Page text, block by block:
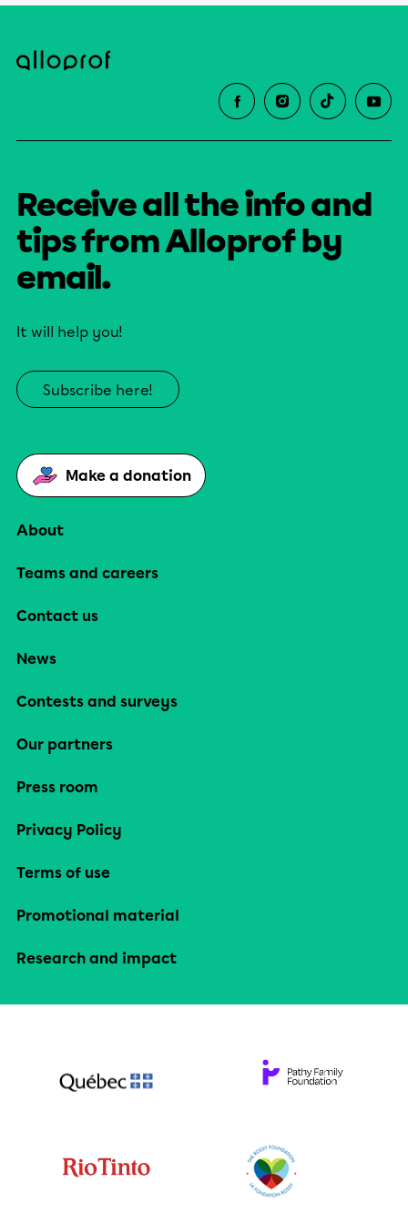
Receive all the info and
tips from Alloprof by
email.
It will help you!
Subscribe here!
Make a donation
About
Teams and careers
Contact us
News
Contests and surveys
Our partners
Press room
Privacy Policy
Terms of use
Promotional material
Research and impact